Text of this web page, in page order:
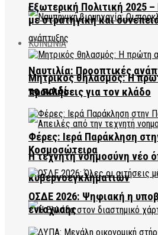
Ναυτιλία: Προοπτικές
προκλήσεις για τον κλάδο
Η τεχνητή νοημοσύνη νέο
κυβερνοεγκληματιών
Εξωτερική Πολιτική 2025
με στρατηγική και
ΚΟΙΝΩΝΙΑ
Μητρικός θηλασμός: Η
το παιδί
Φέρες: Ιερά Παράκληση
Κοσμοσώτειρα
ΟΣΔΕ 2026: Ψηφιακή η
ενίσχυσης